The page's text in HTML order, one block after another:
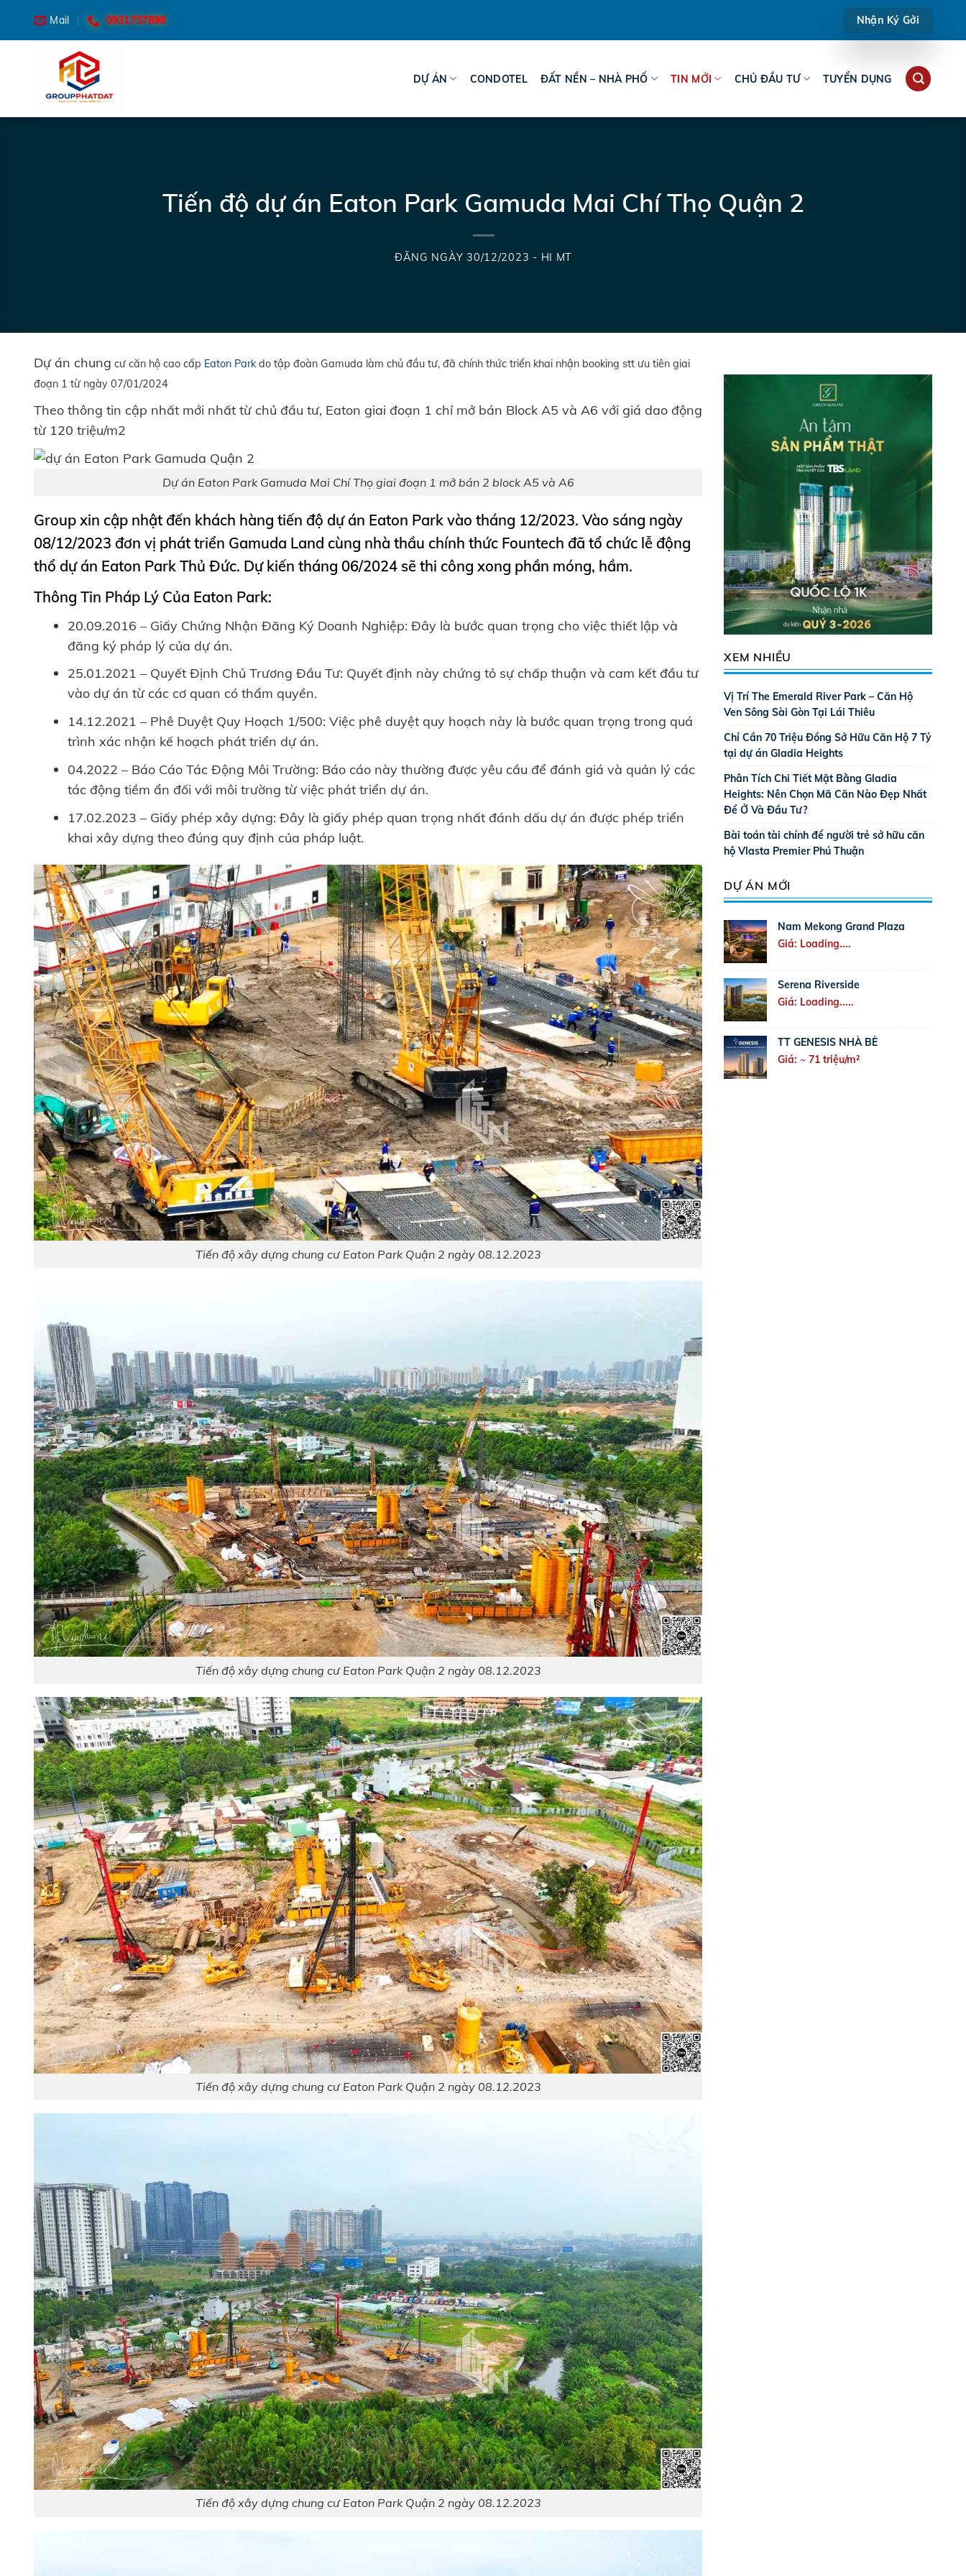
Mail 0931737898 Nhận Ký Gởi
DỰ ÁN CONDOTEL ĐẤT NỀN – NHÀ PHỐ TIN MỚI CHỦ ĐẦU TƯ TUYỂN DỤNG
Tiến độ dự án Eaton Park Gamuda Mai Chí Thọ Quận 2
ĐĂNG NGÀY 30/12/2023 - HI MT
Dự án chung cư căn hộ cao cấp Eaton Parkdo tập đoàn Gamuda làm chủ đầu tư, đã chính thức triển khai nhận booking stt ưu tiên giai
đoạn 1 từ ngày 07/01/2024
Theo thông tin cập nhất mới nhất từ chủ đầu tư, Eaton giai đoạn 1 chỉ mở bán Block A5 và A6 với giá dao động
từ 120 triệu/m2
Dự án Eaton Park Gamuda Mai Chí Thọ giai đoạn 1 mở bán 2 block A5 và A6
Group xin cập nhật đến khách hàng tiến độ dự án Eaton Park vào tháng 12/2023. Vào sáng ngày
08/12/2023 đơn vị phát triển Gamuda Land cùng nhà thầu chính thức Fountech đã tổ chức lễ động
thổ dự án Eaton Park Thủ Đức. Dự kiến tháng 06/2024 sẽ thi công xong phần móng, hầm.
Thông Tin Pháp Lý Của Eaton Park:
20.09.2016 – Giấy Chứng Nhận Đăng Ký Doanh Nghiệp: Đây là bước quan trọng cho việc thiết lập và
đăng ký pháp lý của dự án.
25.01.2021 – Quyết Định Chủ Trương Đầu Tư: Quyết định này chứng tỏ sự chấp thuận và cam kết đầu tư
vào dự án từ các cơ quan có thẩm quyền.
14.12.2021 – Phê Duyệt Quy Hoạch 1/500: Việc phê duyệt quy hoạch này là bước quan trọng trong quá
trình xác nhận kế hoạch phát triển dự án.
04.2022 – Báo Cáo Tác Động Môi Trường: Báo cáo này thường được yêu cầu để đánh giá và quản lý các
tác động tiềm ẩn đối với môi trường từ việc phát triển dự án.
17.02.2023 – Giấy phép xây dựng: Đây là giấy phép quan trọng nhất đánh dấu dự án được phép triển
khai xây dựng theo đúng quy định của pháp luật.
Tiến độ xây dựng chung cư Eaton Park Quận 2 ngày 08.12.2023
Tiến độ xây dựng chung cư Eaton Park Quận 2 ngày 08.12.2023
Tiến độ xây dựng chung cư Eaton Park Quận 2 ngày 08.12.2023
Tiến độ xây dựng chung cư Eaton Park Quận 2 ngày 08.12.2023
XEM NHIỀU
Vị Trí The Emerald River Park – Căn Hộ
Ven Sông Sài Gòn Tại Lái Thiêu
Chỉ Cần 70 Triệu Đồng Sở Hữu Căn Hộ 7 Tỷ
tại dự án Gladia Heights
Phân Tích Chi Tiết Mặt Bằng Gladia
Heights: Nên Chọn Mã Căn Nào Đẹp Nhất
Để Ở Và Đầu Tư?
Bài toán tài chính để người trẻ sở hữu căn
hộ Vlasta Premier Phú Thuận
DỰ ÁN MỚI
Nam Mekong Grand Plaza
Giá: Loading....
Serena Riverside
Giá: Loading.....
TT GENESIS NHÀ BÈ
Giá: ~ 71 triệu/m²